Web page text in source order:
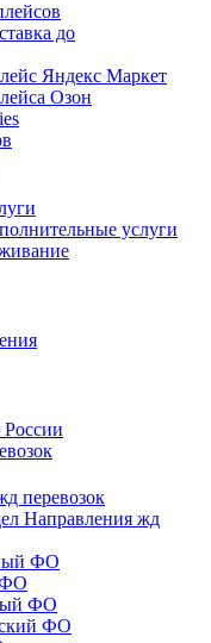
до
Яндекс Маркет
Озон
услуги
перевозок
Направления жд
ФО
ФО
ФО
ФО